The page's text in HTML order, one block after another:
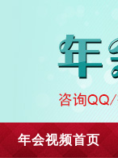
年会视频首页